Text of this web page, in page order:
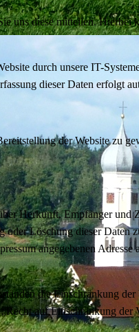
uns diese mitteilen.
durch unsere IT-
dieser Daten erfolgt
der Website zu
Herkunft, Empfänger und
oder Löschung dieser
angegebenen
die Einschränkung
auf Einschränkung der